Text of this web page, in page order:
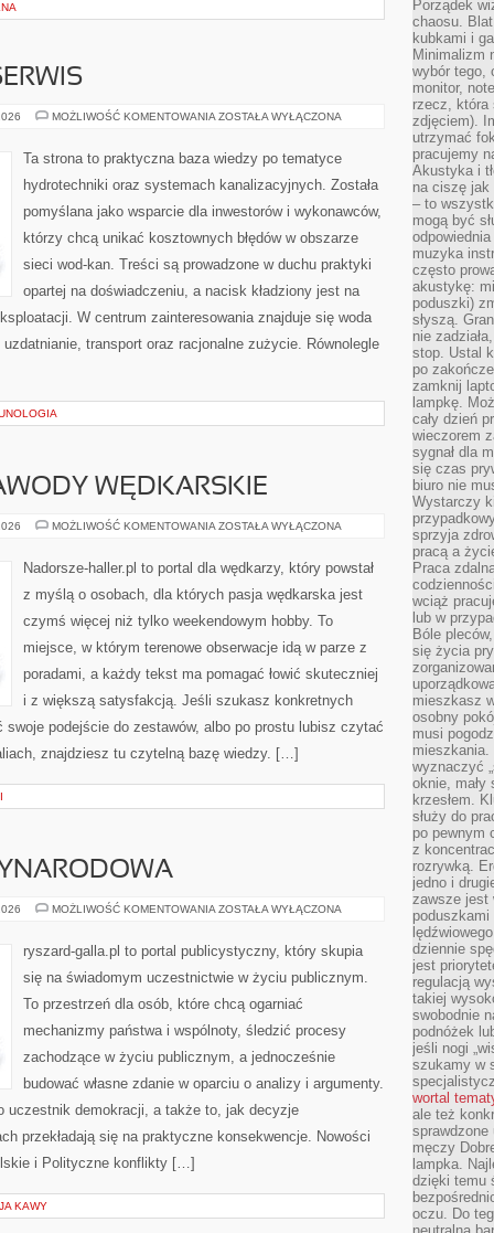
MOŻLIWOŚĆ KOMENTOWANIA DIAGNOSTYKA
ZOSTAŁA WYŁĄCZONA
Ta strona to praktyczna baza wiedzy po tematyce
hydrotechniki oraz systemach kanalizacyjnych. Została
pomyślana jako wsparcie dla inwestorów i wykonawców,
którzy chcą unikać kosztownych błędów w obszarze
sieci wod-kan. Treści są prowadzone w duchu praktyki
opartej na doświadczeniu, a nacisk kładziony jest na
W centrum zainteresowania znajduje się woda
transport oraz racjonalne zużycie. Równolegle
WĘDKARSKIE
MOŻLIWOŚĆ KOMENTOWANIA WYDARZENIA
WĘDKARSKIE
ZOSTAŁA WYŁĄCZONA
Nadorsze-haller.pl to portal dla wędkarzy, który powstał
z myślą o osobach, dla których pasja wędkarska jest
czymś więcej niż tylko weekendowym hobby. To
miejsce, w którym terenowe obserwacje idą w parze z
poradami, a każdy tekst ma pomagać łowić skuteczniej
i z większą satysfakcją. Jeśli szukasz konkretnych
podejście do zestawów, albo po prostu lubisz czytać
znajdziesz tu czytelną bazę wiedzy. […]
MOŻLIWOŚĆ KOMENTOWANIA POLITYKA
ZOSTAŁA WYŁĄCZONA
ryszard-galla.pl to portal publicystyczny, który skupia
się na świadomym uczestnictwie w życiu publicznym.
To przestrzeń dla osób, które chcą ogarniać
mechanizmy państwa i wspólnoty, śledzić procesy
zachodzące w życiu publicznym, a jednocześnie
budować własne zdanie w oparciu o analizy i argumenty.
uczestnik demokracji, a także to, jak decyzje
przekładają się na praktyczne konsekwencje. Nowości
i Polityczne konflikty […]
KAWY
Porządek
chaosu.
kubkami i
Minimalizm
wybór tego,
monitor,
rzecz, która
zdjęciem).
utrzymać
pracujemy
Akustyka i
na ciszę jak
– to
mogą być
muzyka
często
akustykę:
poduszki)
słyszą.
nie
stop. Ustal
po
zamknij
lampkę.
cały dzień
wieczorem
sygnał dla
się czas
biuro nie
Wystarczy
sprzyja
pracą a
Praca
wciąż
lub w
Bóle
się życia
mieszkasz
osobny
musi
mieszkania.
wyznaczyć
oknie, mały
krzesłem.
służy do
po pewnym
z
rozrywką.
jedno i
zawsze jest
dziennie
jest
regulacją
takiej
swobodnie
podnóżek
jeśli nogi
szukamy w
wortal
ale też
sprawdzone
męczy
lampka.
dzięki temu
oczu. Do